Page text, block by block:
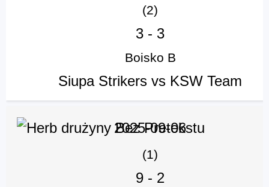
(2)
3 - 3
Boisko B
Siupa Strikers vs KSW Team
2025-09-06
(1)
9 - 2